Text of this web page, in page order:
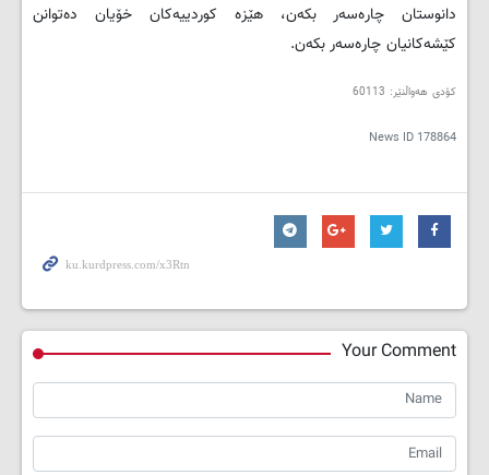
دانوستان چارەسەر بکەن، هێزە کوردییەکان خۆیان دەتوانن
کێشەکانیان چارەسەر بکەن.
کۆدی هەواڵنێر: 60113
News ID 178864
Your Comment